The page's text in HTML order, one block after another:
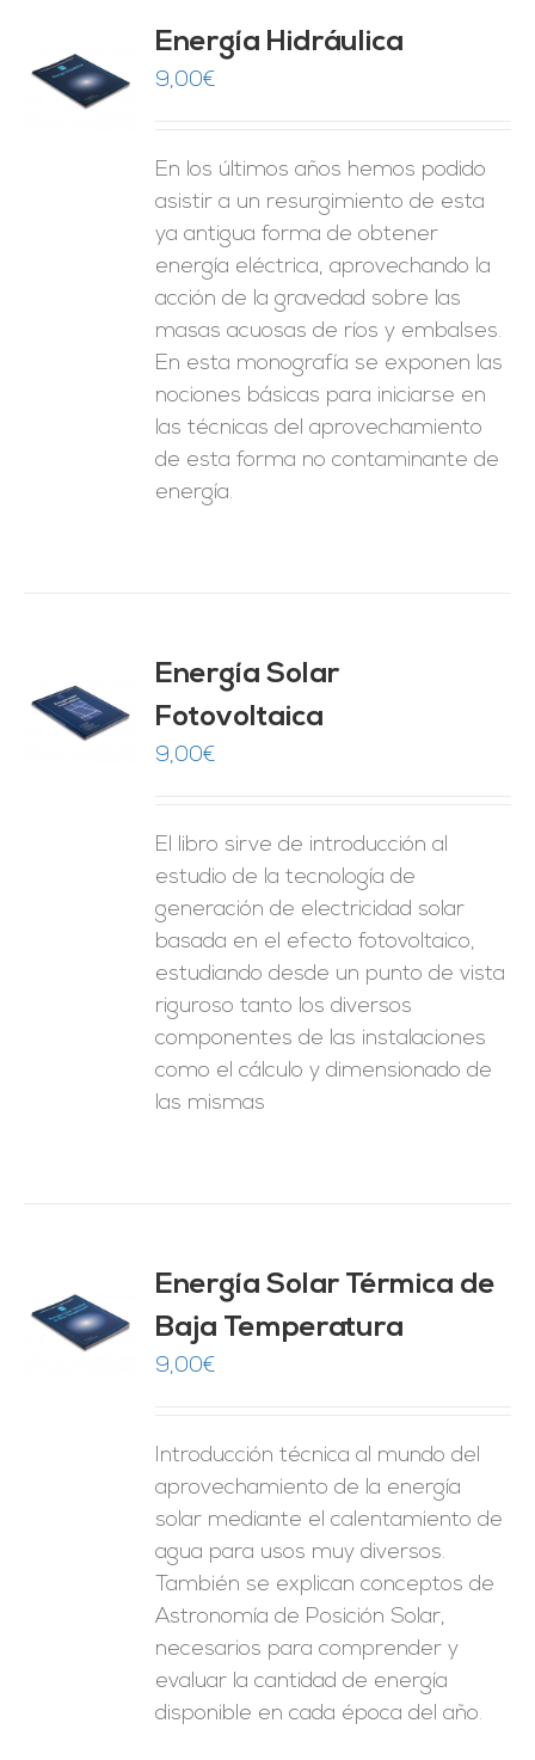
Energía Hidráulica
9,00€
En los últimos años hemos podido
asistir a un resurgimiento de esta
ya antigua forma de obtener
energía eléctrica, aprovechando la
acción de la gravedad sobre las
masas acuosas de ríos y embalses.
En esta monografía se exponen las
nociones básicas para iniciarse en
las técnicas del aprovechamiento
de esta forma no contaminante de
energía.
Energía Solar
Fotovoltaica
9,00€
El libro sirve de introducción al
estudio de la tecnología de
generación de electricidad solar
basada en el efecto fotovoltaico,
estudiando desde un punto de vista
riguroso tanto los diversos
componentes de las instalaciones
como el cálculo y dimensionado de
las mismas
Energía Solar Térmica de
Baja Temperatura
9,00€
Introducción técnica al mundo del
aprovechamiento de la energía
solar mediante el calentamiento de
agua para usos muy diversos.
También se explican conceptos de
Astronomía de Posición Solar,
necesarios para comprender y
evaluar la cantidad de energía
disponible en cada época del año.